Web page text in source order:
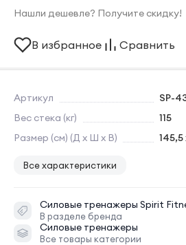
Артикул
SP-
Вес стека (кг)
115
Размер (см) (Д х Ш х В)
145,5
Все характеристики
Силовые тренажеры Spirit
В разделе бренда
Силовые тренажеры
Все товары категории
Нашли дешевле? Получите скидку!
В избранное Сравнить